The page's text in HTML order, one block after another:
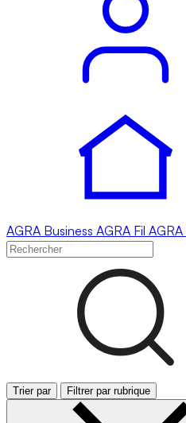
AGRA Business AGRA Fil AGRA
Trier par Filtrer par rubrique